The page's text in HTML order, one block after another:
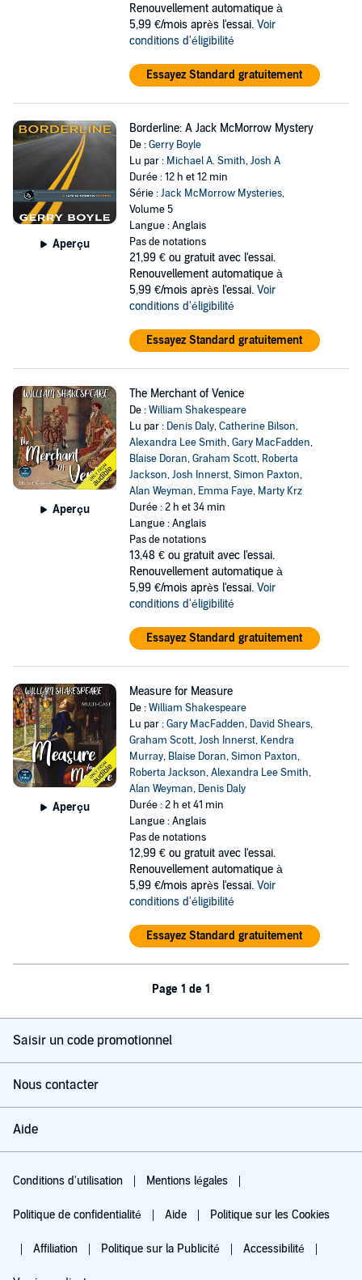
Renouvellement automatique à
5,99 €/mois après l'essai. Voir
conditions d'éligibilité
Essayez Standard gratuitement
Aperçu
Borderline: A Jack McMorrow Mystery
De :Gerry Boyle
Lu par : Michael A. Smith,Josh A
Durée : 12 h et 12 min
Série :Jack McMorrow Mysteries,
Volume 5
Langue : Anglais
Pas de notations
21,99 € ou gratuit avec l'essai.
Renouvellement automatique à
5,99 €/mois après l'essai. Voir
conditions d'éligibilité
Essayez Standard gratuitement
Aperçu
The Merchant of Venice
De :William Shakespeare
Lu par : Denis Daly,Catherine Bilson,
Alexandra Lee Smith,Gary MacFadden,
Blaise Doran,Graham Scott, Roberta
Jackson,Josh Innerst,Simon Paxton,
Alan Weyman, Emma Faye, Marty Krz
Durée : 2 h et 34 min
Langue : Anglais
Pas de notations
13,48 € ou gratuit avec l'essai.
Renouvellement automatique à
5,99 €/mois après l'essai. Voir
conditions d'éligibilité
Essayez Standard gratuitement
Aperçu
Measure for Measure
De :William Shakespeare
Lu par :Gary MacFadden, David Shears,
Graham Scott,Josh Innerst, Kendra
Murray, Blaise Doran,Simon Paxton,
Roberta Jackson,Alexandra Lee Smith,
Alan Weyman, Denis Daly
Durée : 2 h et 41 min
Langue : Anglais
Pas de notations
12,99 € ou gratuit avec l'essai.
Renouvellement automatique à
5,99 €/mois après l'essai. Voir
conditions d'éligibilité
Essayez Standard gratuitement
Page 1 de 1
Saisir un code promotionnel
Nous contacter
Aide
Conditions d'utilisation Mentions légales
Politique de confidentialité Aide Politique sur les Cookies
Affiliation Politique sur la Publicité Accessibilité